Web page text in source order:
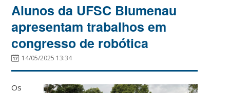
Alunos da UFSC Blumenau
apresentam trabalhos em
congresso de robótica
14/05/2025 13:34
Os